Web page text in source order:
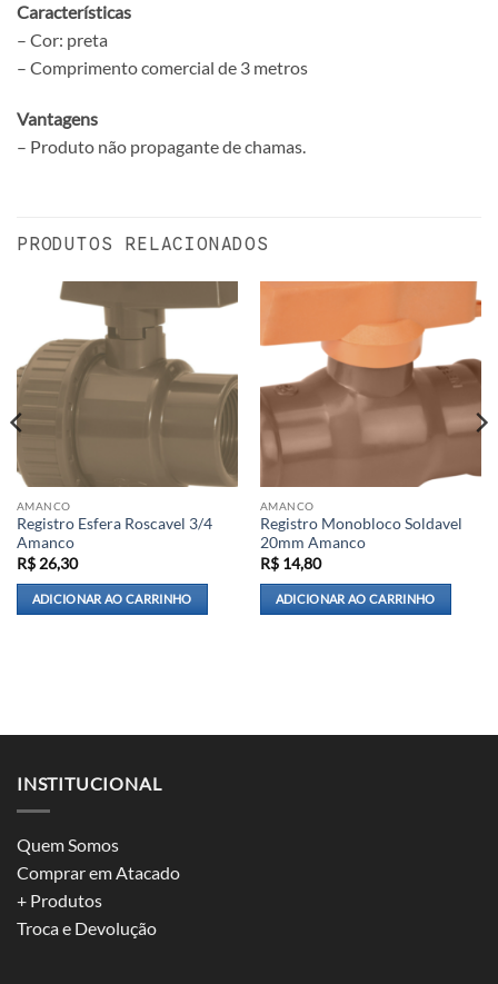
Características
– Cor: preta
– Comprimento comercial de 3 metros
Vantagens
– Produto não propagante de chamas.
PRODUTOS RELACIONADOS
AMANCO
Registro Esfera Roscavel 3/4
Amanco
R$26,30
ADICIONAR AO CARRINHO
AMANCO
Registro Monobloco Soldavel
20mm Amanco
R$14,80
ADICIONAR AO CARRINHO
INSTITUCIONAL
Quem Somos
Comprar em Atacado
+ Produtos
Troca e Devolução